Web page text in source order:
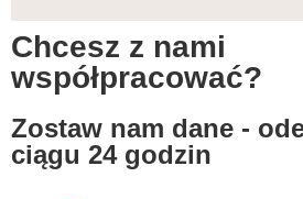
Chcesz z nami
współpracować?
Zostaw nam dane -
ciągu 24 godzin